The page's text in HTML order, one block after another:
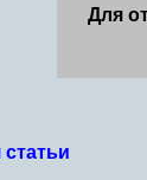
Для
статьи